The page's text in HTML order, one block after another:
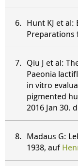
Hunt KJ et
Preparations
Qiu J et al:
Paeonia
in vitro
pigmented
2016 Jan 30.
Madaus G:
1938, auf